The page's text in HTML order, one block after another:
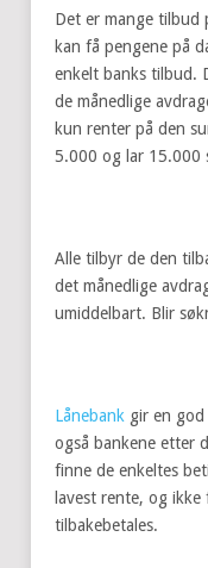
Det er mange tilbud
kan få pengene på
enkelt banks tilbud.
de månedlige
kun renter på den
5.000 og lar 15.000
Alle tilbyr de den
det månedlige
umiddelbart. Blir
Lånebank gir en
også bankene etter
finne de enkeltes
lavest rente, og
tilbakebetales.